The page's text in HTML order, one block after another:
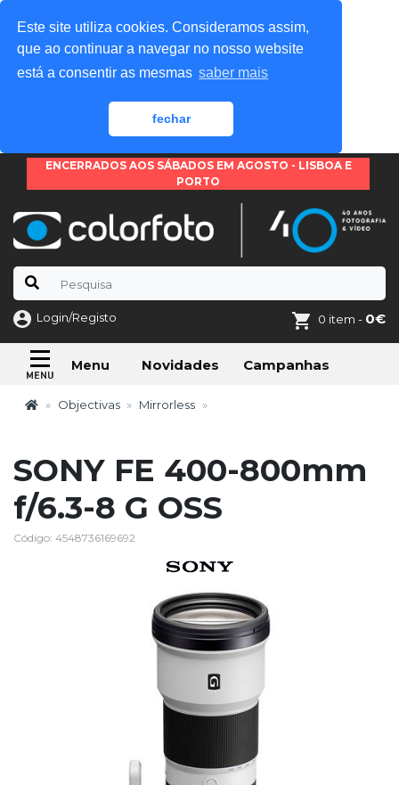
Este site utiliza cookies. Consideramos assim,
que ao continuar a navegar no nosso website
está a consentir as mesmas saber mais
fechar
ENCERRADOS AOS SÁBADOS EM AGOSTO - LISBOA E
PORTO
Login/Registo 0 item - 0€
Menu Novidades Campanhas
Objectivas Mirrorless
SONY FE 400-800mm
f/6.3-8 G OSS
Código: 4548736169692